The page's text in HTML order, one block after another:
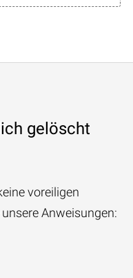
gelöscht
voreiligen
Anweisungen: